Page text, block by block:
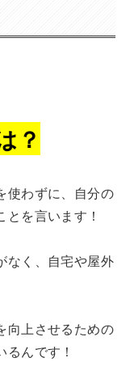
？
使わずに、自分の
を言います！
なく、自宅や屋外
向上させるための
んです！